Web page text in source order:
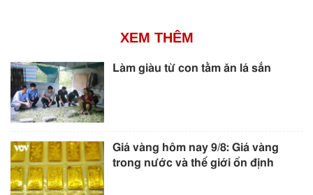
XEM THÊM
Làm giàu từ con tằm ăn lá sắn
Giá vàng hôm nay 9/8: Giá vàng
trong nước và thế giới ổn định